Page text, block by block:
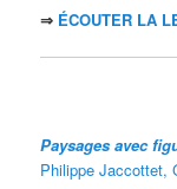
⇒ ÉCOUTER LA
Paysages avec
Philippe Jaccottet,